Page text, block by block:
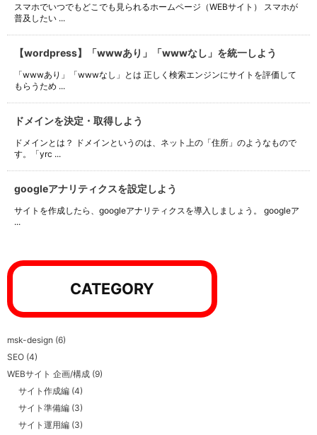
スマホでいつでもどこでも見られるホームページ（WEBサイト） スマホが
普及したい ...
【wordpress】「wwwあり」「wwwなし」を統一しよう
「wwwあり」「wwwなし」とは 正しく検索エンジンにサイトを評価して
もらうため ...
ドメインを決定・取得しよう
ドメインとは？ ドメインというのは、ネット上の「住所」のようなもので
す。「yrc ...
googleアナリティクスを設定しよう
サイトを作成したら、googleアナリティクスを導入しましょう。 googleア
...
CATEGORY
msk-design (6)
SEO (4)
WEBサイト 企画/構成 (9)
サイト作成編 (4)
サイト準備編 (3)
サイト運用編 (3)